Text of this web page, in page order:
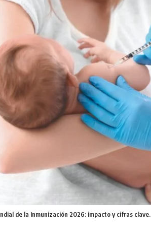
de la Inmunización 2026: impacto y cifras clave.